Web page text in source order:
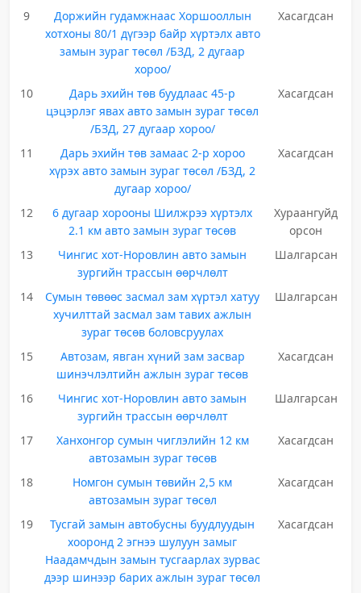
9
Доржийн гудамжнаас Хоршооллын
хотхоны 80/1 дүгээр байр хүртэлх авто
замын зураг төсөл /БЗД, 2 дугаар
хороо/
Хасагдсан
10
Дарь эхийн төв буудлаас 45-р
цэцэрлэг явах авто замын зураг төсөл
/БЗД, 27 дугаар хороо/
Хасагдсан
11
Дарь эхийн төв замаас 2-р хороо
хүрэх авто замын зураг төсөл /БЗД, 2
дугаар хороо/
Хасагдсан
12
6 дугаар хорооны Шилжрээ хүртэлх
2.1 км авто замын зураг төсөв
Хураангуйд
орсон
13
Чингис хот-Норовлин авто замын
зургийн трассын өөрчлөлт
Шалгарсан
14
Сумын төвөөс засмал зам хүртэл хатуу
хучилттай засмал зам тавих ажлын
зураг төсөв боловсруулах
Шалгарсан
15
Автозам, явган хүний зам засвар
шинэчлэлтийн ажлын зураг төсөв
Хасагдсан
16
Чингис хот-Норовлин авто замын
зургийн трассын өөрчлөлт
Шалгарсан
17
Ханхонгор сумын чиглэлийн 12 км
автозамын зураг төсөв
Хасагдсан
18
Номгон сумын төвийн 2,5 км
автозамын зураг төсөл
Хасагдсан
19
Тусгай замын автобусны буудлуудын
хооронд 2 эгнээ шулуун замыг
Наадамчдын замын тусгаарлах зурвас
дээр шинээр барих ажлын зураг төсөл
Хасагдсан